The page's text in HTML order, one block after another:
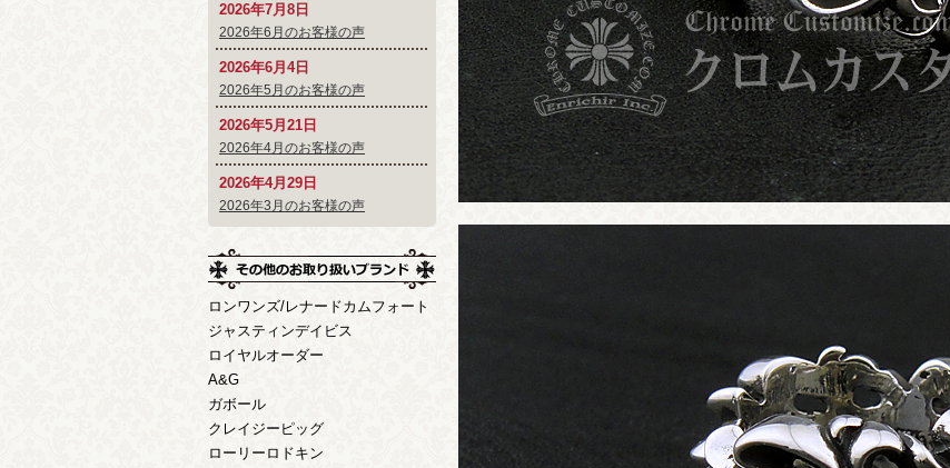
2026年7月8日
2026年6月のお客様の声
2026年6月4日
2026年5月のお客様の声
2026年5月21日
2026年4月のお客様の声
2026年4月29日
2026年3月のお客様の声
ロンワンズ/レナードカムフォート
ジャスティンデイビス
ロイヤルオーダー
A&G
ガボール
クレイジーピッグ
ローリーロドキン